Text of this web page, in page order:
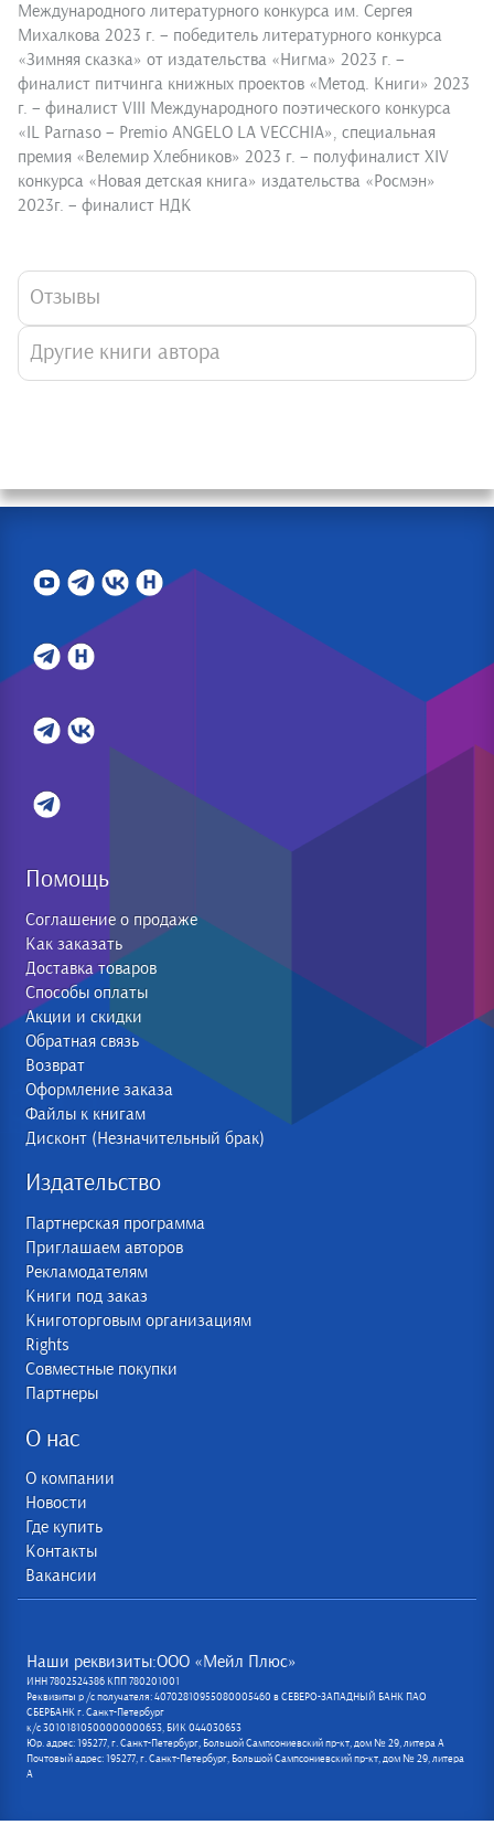
Международного литературного конкурса им. Сергея
Михалкова 2023 г. – победитель литературного конкурса
«Зимняя сказка» от издательства «Нигма» 2023 г. –
финалист питчинга книжных проектов «Метод. Книги» 2023
г. – финалист VIII Международного поэтического конкурса
«IL Parnaso – Premio ANGELO LA VECCHIA», специальная
премия «Велемир Хлебников» 2023 г. – полуфиналист ХIV
конкурса «Новая детская книга» издательства «Росмэн»
2023г. – финалист НДК
Отзывы
Другие книги автора
Помощь
Соглашение о продаже
Как заказать
Доставка товаров
Способы оплаты
Акции и скидки
Обратная связь
Возврат
Оформление заказа
Файлы к книгам
Дисконт (Незначительный брак)
Издательство
Партнерская программа
Приглашаем авторов
Рекламодателям
Книги под заказ
Книготорговым организациям
Rights
Совместные покупки
Партнеры
О нас
О компании
Новости
Где купить
Контакты
Вакансии
Наши реквизиты:ООО «Мейл Плюс»
ИНН 7802524386 КПП 780201001
Реквизиты р /с получателя: 40702810955080005460 в СЕВЕРО-ЗАПАДНЫЙ БАНК ПАО
СБЕРБАНК г. Санкт-Петербург
к/с 30101810500000000653, БИК 044030653
Юр. адрес: 195277, г. Санкт-Петербург, Большой Сампсониевский пр-кт, дом № 29, литера А
Почтовый адрес: 195277, г. Санкт-Петербург, Большой Сампсониевский пр-кт, дом № 29, литера
А